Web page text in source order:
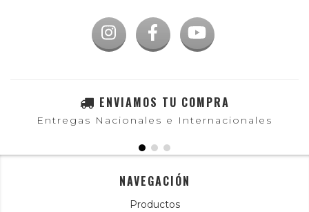
ENVIAMOS TU COMPRA
Entregas Nacionales e Internacionales
NAVEGACIÓN
Productos